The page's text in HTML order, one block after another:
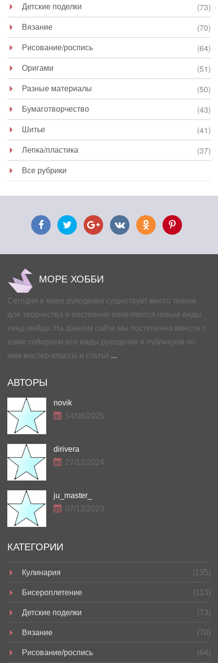
Детские поделки
(73)
Вязание
(70)
Рисование/роспись
(64)
Оригами
(51)
Разные материалы
(50)
Бумаготворчество
(43)
Шитье
(41)
Лепка/пластика
(37)
Все рубрики
МОРЕ ХОББИ
Сегодня в мире рукоделия существует много техник
для творчества и постоянно появляются новые виды
хенд-мейда. На данном сайте мы постепенно вместе с
вами собираем все виды рукоделия и публикуем по
ним мастер-классы и статьи ...
АВТОРЫ
novik
14/08/2025
dirivera
27/12/2024
ju_master_
07/12/2023
КАТЕГОРИИ
Кулинария (135)
Бисероплетение (113)
Детские поделки (73)
Вязание (70)
Рисование/роспись (64)